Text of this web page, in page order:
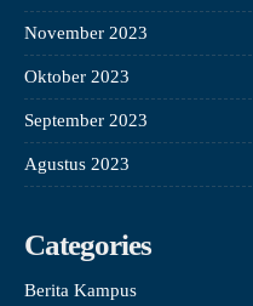
November 2023
Oktober 2023
September 2023
Agustus 2023
Categories
Berita Kampus